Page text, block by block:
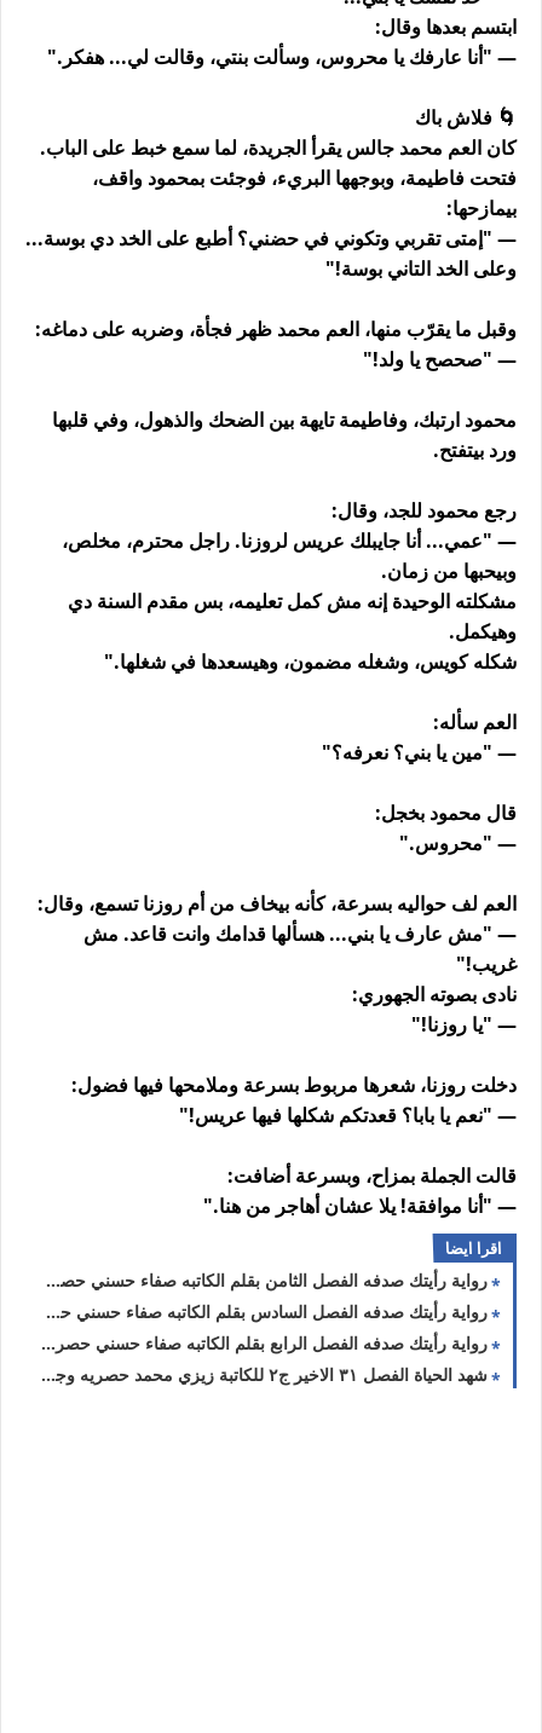
ابتسم بعدها وقال:
— "أنا عارفك يا محروس، وسألت بنتي، وقالت لي... هفكر."
🌀 فلاش باك
كان العم محمد جالس يقرأ الجريدة، لما سمع خبط على الباب.
فتحت فاطيمة، وبوجهها البريء، فوجئت بمحمود واقف،
بيمازحها:
— "إمتى تقربي وتكوني في حضني؟ أطبع على الخد دي بوسة...
وعلى الخد التاني بوسة!"
وقبل ما يقرّب منها، العم محمد ظهر فجأة، وضربه على دماغه:
— "صحصح يا ولد!"
محمود ارتبك، وفاطيمة تايهة بين الضحك والذهول، وفي قلبها
ورد بيتفتح.
رجع محمود للجد، وقال:
— "عمي... أنا جايبلك عريس لروزنا. راجل محترم، مخلص،
وبيحبها من زمان.
مشكلته الوحيدة إنه مش كمل تعليمه، بس مقدم السنة دي
وهيكمل.
شكله كويس، وشغله مضمون، وهيسعدها في شغلها."
العم سأله:
— "مين يا بني؟ نعرفه؟"
قال محمود بخجل:
— "محروس."
العم لف حواليه بسرعة، كأنه بيخاف من أم روزنا تسمع، وقال:
— "مش عارف يا بني... هسألها قدامك وانت قاعد. مش
غريب!"
نادى بصوته الجهوري:
— "يا روزنا!"
دخلت روزنا، شعرها مربوط بسرعة وملامحها فيها فضول:
— "نعم يا بابا؟ قعدتكم شكلها فيها عريس!"
قالت الجملة بمزاح، وبسرعة أضافت:
— "أنا موافقة! يلا عشان أهاجر من هنا."
اقرا ايضا
رواية رأيتك صدفه الفصل الثامن بقلم الكاتبه صفاء حسني حصريه وجديده
رواية رأيتك صدفه الفصل السادس بقلم الكاتبه صفاء حسني حصريه وجديده
رواية رأيتك صدفه الفصل الرابع بقلم الكاتبه صفاء حسني حصريه وجديده
شهد الحياة الفصل ٣١ الاخير ج٢ للكاتبة زيزي محمد حصريه وجديده